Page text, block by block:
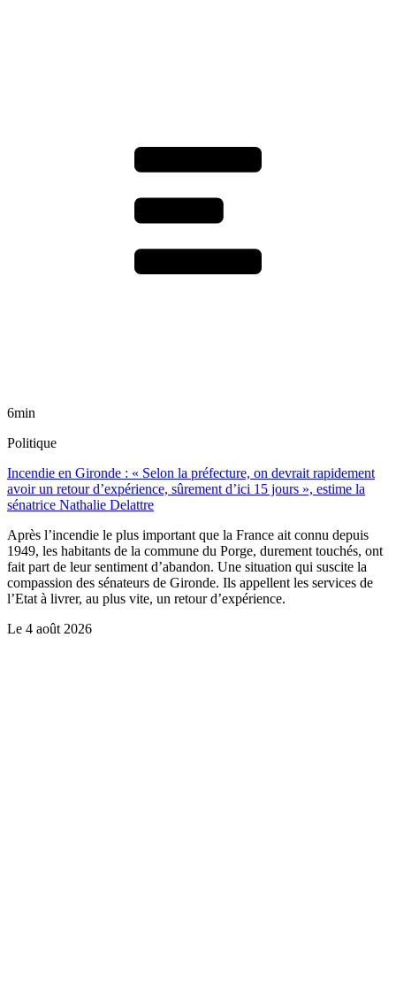
6min
Politique
Incendie en Gironde : « Selon la préfecture, on devrait rapidement
avoir un retour d’expérience, sûrement d’ici 15 jours », estime la
sénatrice Nathalie Delattre
Après l’incendie le plus important que la France ait connu depuis
1949, les habitants de la commune du Porge, durement touchés, ont
fait part de leur sentiment d’abandon. Une situation qui suscite la
compassion des sénateurs de Gironde. Ils appellent les services de
l’Etat à livrer, au plus vite, un retour d’expérience.
Le 4 août 2026